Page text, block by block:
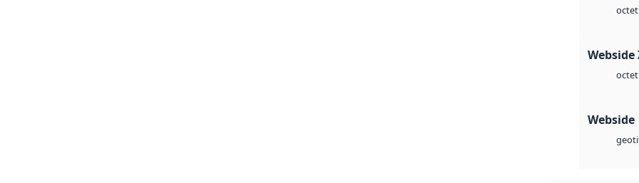
octet
Webside
octet
Webside